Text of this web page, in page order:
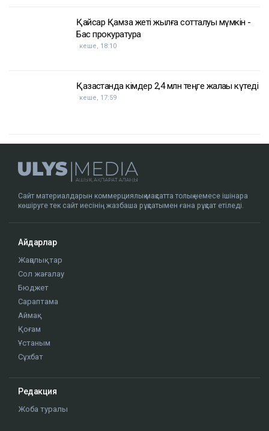
Қайсар Қамза жеті жылға сотталуы мүмкін -
Бас прокуратура
кеше, 18:10
Қазақстанда кімдер 2,4 млн теңге жалақы күтеді
кеше, 17:59
Сайт материалдарын коммерциялық мақсатта толық немесе ішінара
көшіруге тек сайт иесінің жазбаша рұқсатымен ғана рұқсат етіледі.
Айдарлар
Жаңалықтар
Сол жағалау
Бюджет
Сараптама
Аймақ
Қоғам
Ұстаным
Сұхбат
Редакция
Жоба туралы